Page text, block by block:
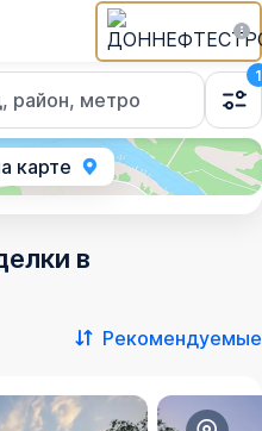
район, метро
1
карте
в
Рекомендуемые